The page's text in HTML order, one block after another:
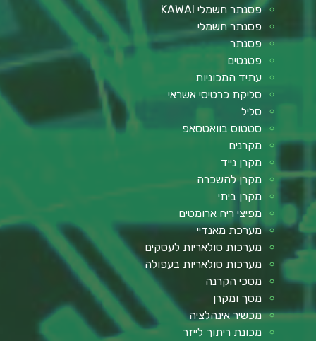
פסנתר חשמלי KAWAI
פסנתר חשמלי
פסנתר
פטנטים
עתיד המכוניות
סליקת כרטיסי אשראי
סליל
סטטוס בוואטסאפ
מקרנים
מקרן נייד
מקרן להשכרה
מקרן ביתי
מפיצי ריח ארומטים
מערכת מאנדיי
מערכות סולאריות לעסקים
מערכות סולאריות בעפולה
מסכי הקרנה
מסך ומקרן
מכשיר אינהלציה
מכונת ריתוך לייזר